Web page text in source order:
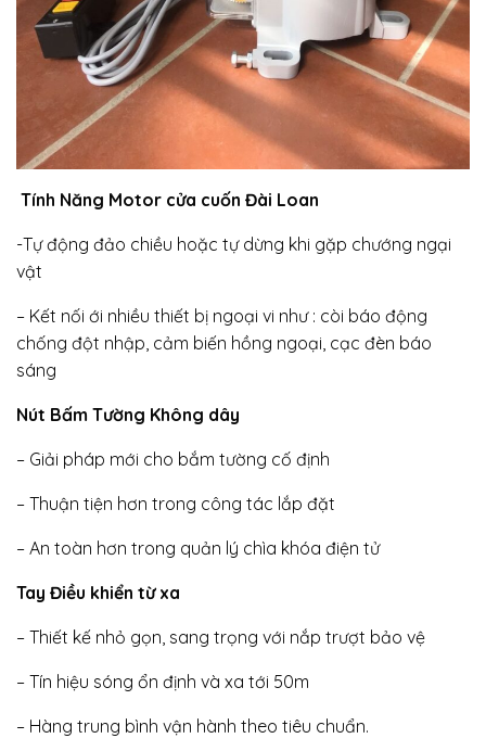
Tính Năng Motor cửa cuốn Đài Loan
-Tự động đảo chiều hoặc tự dừng khi gặp chướng ngại
vật
– Kết nối ới nhiều thiết bị ngoại vi như : còi báo động
chống đột nhập, cảm biến hồng ngoại, cạc đèn báo
sáng
Nút Bấm Tường Không dây
– Giải pháp mới cho bắm tường cố định
– Thuận tiện hơn trong công tác lắp đặt
– An toàn hơn trong quản lý chìa khóa điện tử
Tay Điều khiển từ xa
– Thiết kế nhỏ gọn, sang trọng với nắp trượt bảo vệ
– Tín hiệu sóng ổn định và xa tới 50m
– Hàng trung bình vận hành theo tiêu chuẩn.